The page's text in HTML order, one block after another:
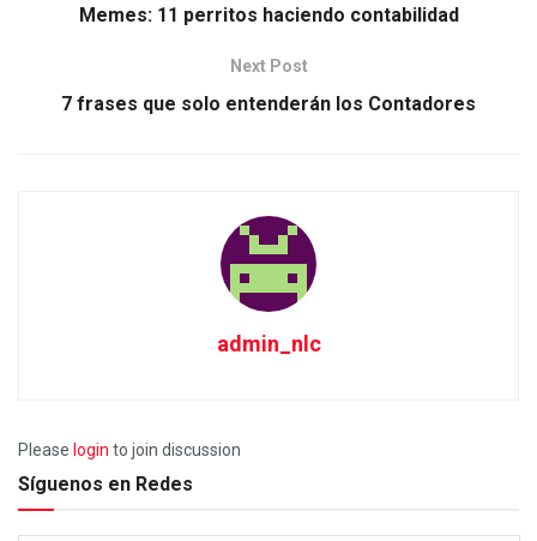
Memes: 11 perritos haciendo contabilidad
Next Post
7 frases que solo entenderán los Contadores
admin_nlc
Please login to join discussion
Síguenos en Redes